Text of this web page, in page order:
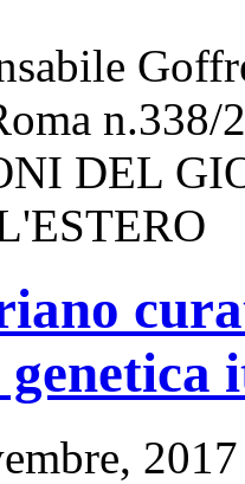
n.338/
DEL